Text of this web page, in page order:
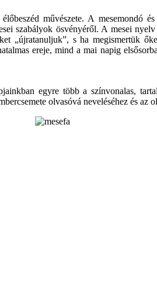
művészete. A mesemondó
szabályok ösvényéről. A mesei
„újratanuljuk”, s ha megismertük
ereje, mind a mai napig
egyre több a színvonalas,
olvasóvá neveléséhez és az